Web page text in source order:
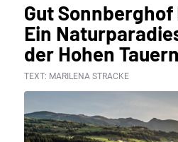
Gut
Ein
der Hohen Tauern
TEXT: MARILENA STRACKE